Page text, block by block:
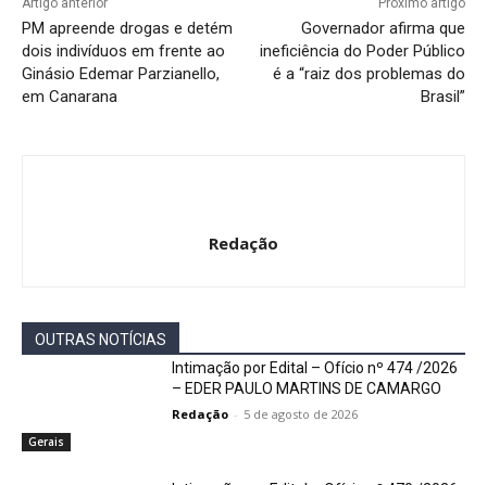
Artigo anterior
PM apreende drogas e detém
dois indivíduos em frente ao
Ginásio Edemar Parzianello,
em Canarana
Próximo artigo
Governador afirma que
ineficiência do Poder Público
é a “raiz dos problemas do
Brasil”
Redação
OUTRAS NOTÍCIAS
Gerais
Intimação por Edital – Ofício nº 474 /2026
– EDER PAULO MARTINS DE CAMARGO
Redação - 5 de agosto de 2026